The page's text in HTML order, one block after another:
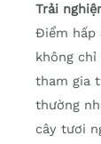
Trải
Điểm hấp
không
tham gia
thường
cây tươi